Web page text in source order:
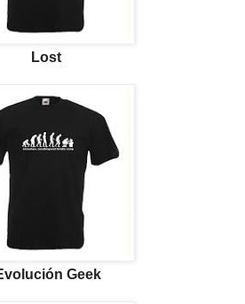
Lost
Geek